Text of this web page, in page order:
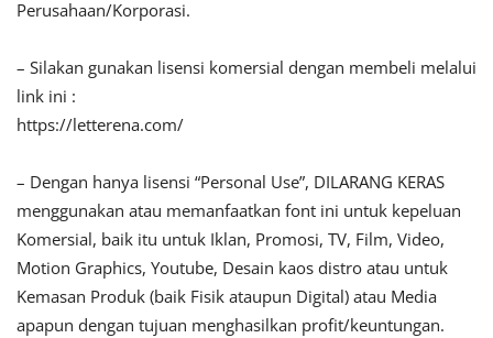
Perusahaan/Korporasi.
– Silakan gunakan lisensi komersial dengan membeli melalui
link ini :
https://letterena.com/
– Dengan hanya lisensi “Personal Use”, DILARANG KERAS
menggunakan atau memanfaatkan font ini untuk kepeluan
Komersial, baik itu untuk Iklan, Promosi, TV, Film, Video,
Motion Graphics, Youtube, Desain kaos distro atau untuk
Kemasan Produk (baik Fisik ataupun Digital) atau Media
apapun dengan tujuan menghasilkan profit/keuntungan.